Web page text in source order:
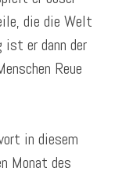
die die Welt
ist er dann der
Reue
in diesem
Monat des